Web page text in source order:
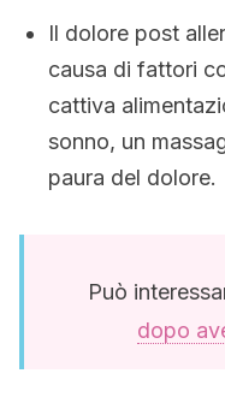
Il dolore post
causa di fattori
cattiva
sonno, un
paura del dolore.
Può
dopo